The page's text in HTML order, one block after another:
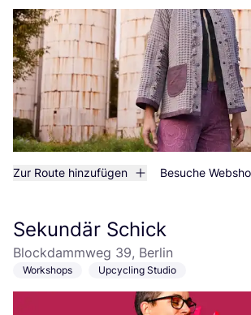
Zur Route hinzufügen Besuche
Sekundär Schick
Blockdammweg 39, Berlin
Workshops Upcycling Studio